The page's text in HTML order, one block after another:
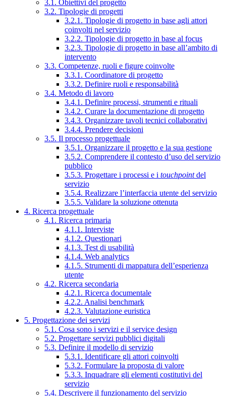
3.1. Obiettivi del progetto
3.2. Tipologie di progetti
3.2.1. Tipologie di progetto in base agli attori
coinvolti nel servizio
3.2.2. Tipologie di progetto in base al focus
3.2.3. Tipologie di progetto in base all’ambito di
intervento
3.3. Competenze, ruoli e figure coinvolte
3.3.1. Coordinatore di progetto
3.3.2. Definire ruoli e responsabilità
3.4. Metodo di lavoro
3.4.1. Definire processi, strumenti e rituali
3.4.2. Curare la documentazione di progetto
3.4.3. Organizzare tavoli tecnici collaborativi
3.4.4. Prendere decisioni
3.5. Il processo progettuale
3.5.1. Organizzare il progetto e la sua gestione
3.5.2. Comprendere il contesto d’uso del servizio
pubblico
3.5.3. Progettare i processi e i touchpointdel
servizio
3.5.4. Realizzare l’interfaccia utente del servizio
3.5.5. Validare la soluzione ottenuta
4. Ricerca progettuale
4.1. Ricerca primaria
4.1.1. Interviste
4.1.2. Questionari
4.1.3. Test di usabilità
4.1.4. Web analytics
4.1.5. Strumenti di mappatura dell’esperienza
utente
4.2. Ricerca secondaria
4.2.1. Ricerca documentale
4.2.2. Analisi benchmark
4.2.3. Valutazione euristica
5. Progettazione dei servizi
5.1. Cosa sono i servizi e il service design
5.2. Progettare servizi pubblici digitali
5.3. Definire il modello di servizio
5.3.1. Identificare gli attori coinvolti
5.3.2. Formulare la proposta di valore
5.3.3. Inquadrare gli elementi costitutivi del
servizio
5.4. Descrivere il funzionamento del servizio